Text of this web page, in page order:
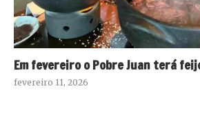
Em fevereiro o Pobre Juan terá
fevereiro 11, 2026